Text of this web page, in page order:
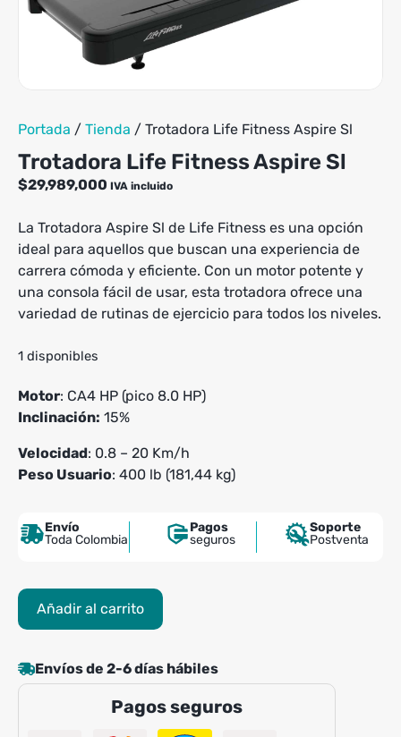
Portada / Tienda / Trotadora Life Fitness Aspire Sl
Trotadora Life Fitness Aspire Sl
$29,989,000 IVA incluido
La Trotadora Aspire Sl de Life Fitness es una opción
ideal para aquellos que buscan una experiencia de
carrera cómoda y eficiente. Con un motor potente y
una consola fácil de usar, esta trotadora ofrece una
variedad de rutinas de ejercicio para todos los niveles.
1 disponibles
Motor: CA4 HP (pico 8.0 HP)
Inclinación: 15%
Velocidad: 0.8 – 20 Km/h
Peso Usuario: 400 lb (181,44 kg)
Envío
Toda Colombia
Pagos
seguros
Soporte
Postventa
Trotadora
Life
Aspire
Sl
Añadir al carrito
Envíos de 2-6 días hábiles
Pagos seguros